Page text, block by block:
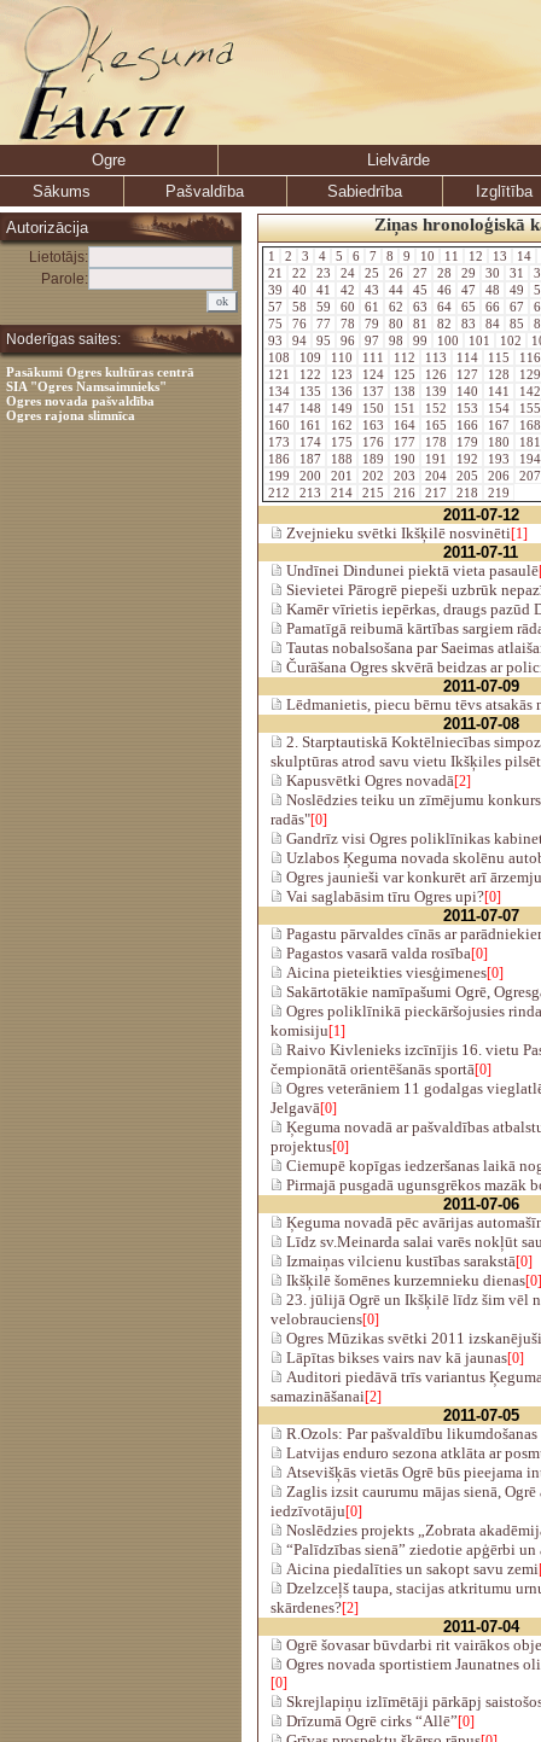
Ogre
Lielvārde
Sākums
Pašvaldība Sabiedrība
Izglītība
Autorizācija
Lietotājs:
Parole:
Noderīgas saites:
Pasākumi Ogres kultūras centrā
SIA "Ogres Namsaimnieks"
Ogres novada pašvaldība
Ogres rajona slimnīca
Ziņas hronoloģiskā
1 2 3 4 5 6 7 8 9 10 11 12 13 14
21
22 23 24 25 26 27 28 29 30 31
39
40 41 42 43 44 45 46 47 48 49
57
58 59 60 61 62 63 64 65 66 67
75
76 77 78 79 80 81 82 83 84 85
93
94 95 96 97 98 99 100 101 102
108
109 110 111 112 113 114 115
121
122 123 124 125 126 127 128
134
135 136 137 138 139 140 141
147
148 149 150 151 152 153 154
160
161 162 163 164 165 166 167
173
174 175 176 177 178 179 180
186
187 188 189 190 191 192 193
199
200 201 202 203 204 205 206
212
213 214 215 216 217 218 219
2011-07-12
Zvejnieku svētki Ikšķilē nosvinēti[1]
2011-07-11
Undīnei Dindunei piektā vieta pasaulē
Sievietei Pārogrē piepeši uzbrūk
Kamēr vīrietis iepērkas, draugs pazūd
Pamatīgā reibumā kārtības sargiem
Tautas nobalsošana par Saeimas
Čurāšana Ogres skvērā beidzas ar
2011-07-09
Lēdmanietis, piecu bērnu tēvs atsakās
2011-07-08
2. Starptautiskā Koktēlniecības
skulptūras atrod savu vietu Ikšķiles
Kapusvētki Ogres novadā[2]
Noslēdzies teiku un zīmējumu
radās"[0]
Gandrīz visi Ogres poliklīnikas
Uzlabos Ķeguma novada skolēnu
Ogres jaunieši var konkurēt arī
Vai saglabāsim tīru Ogres upi?[0]
2011-07-07
Pagastu pārvaldes cīnās ar
Pagastos vasarā valda rosība[0]
Aicina pieteikties viesģimenes[0]
Sakārtotākie namīpašumi Ogrē,
Ogres poliklīnikā pieckāršojusies
komisiju[1]
Raivo Kivlenieks izcīnījis 16. vietu
čempionātā orientēšanās sportā[0]
Ogres veterāniem 11 godalgas
Jelgavā[0]
Ķeguma novadā ar pašvaldības
projektus[0]
Ciemupē kopīgas iedzeršanas laikā
Pirmajā pusgadā ugunsgrēkos mazāk
2011-07-06
Ķeguma novadā pēc avārijas
Līdz sv.Meinarda salai varēs nokļūt
Izmaiņas vilcienu kustības sarakstā[0]
Ikšķilē šomēnes kurzemnieku dienas[0]
23. jūlijā Ogrē un Ikšķilē līdz šim vēl
velobrauciens[0]
Ogres Mūzikas svētki 2011 izskanējuši
Lāpītas bikses vairs nav kā jaunas[0]
Auditori piedāvā trīs variantus
samazināšanai[2]
2011-07-05
R.Ozols: Par pašvaldību
Latvijas enduro sezona atklāta ar
Atsevišķās vietās Ogrē būs pieejama
Zaglis izsit caurumu mājas sienā,
iedzīvotāju[0]
Noslēdzies projekts „Zobrata
“Palīdzības sienā” ziedotie apģērbi
Aicina piedalīties un sakopt savu zemi
Dzelzceļš taupa, stacijas atkritumu
skārdenes?[2]
2011-07-04
Ogrē šovasar būvdarbi rit vairākos
Ogres novada sportistiem Jaunatnes
[0]
Skrejlapiņu izlīmētāji pārkāpj
Drīzumā Ogrē cirks “Allē”[0]